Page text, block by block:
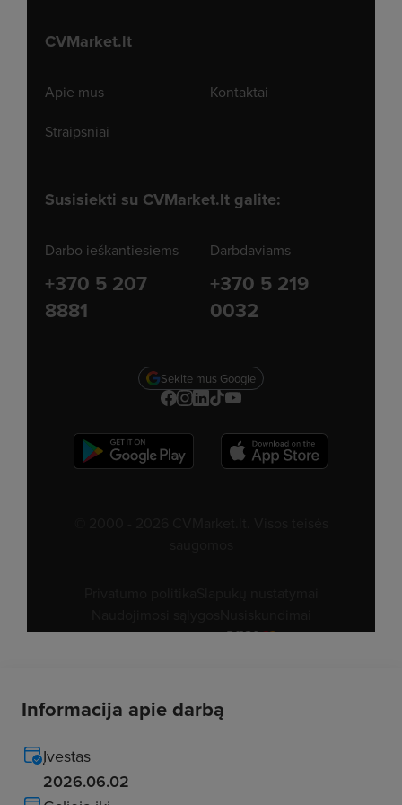
Informacija apie darbą
Įvestas
2026.06.02